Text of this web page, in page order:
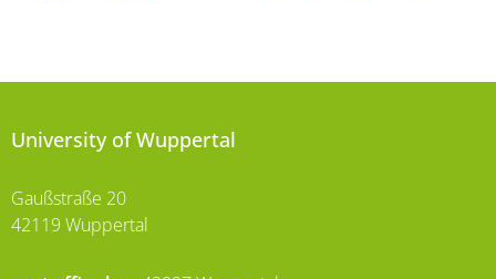
University of Wuppertal
Gaußstraße 20
42119 Wuppertal